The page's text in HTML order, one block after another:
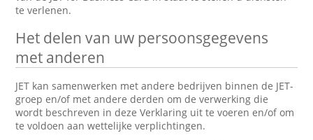
te verlenen.
Het delen van uw persoonsgegevens
met anderen
JET kan samenwerken met andere bedrijven binnen de JET-
groep en/of met andere derden om de verwerking die
wordt beschreven in deze Verklaring uit te voeren en/of om
te voldoen aan wettelijke verplichtingen.